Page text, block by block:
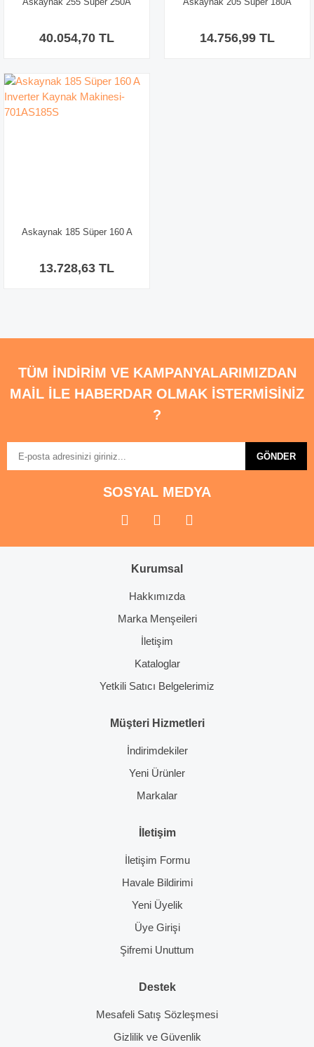
40.054,70 TL 14.756,99 TL
Askaynak 185 Süper 160 A
13.728,63 TL
TÜM İNDİRİM VE KAMPANYALARIMIZDAN
MAİL İLE HABERDAR OLMAK İSTERMİSİNİZ
?
GÖNDER
SOSYAL MEDYA
Kurumsal
Hakkımızda
Marka Menşeileri
İletişim
Kataloglar
Yetkili Satıcı Belgelerimiz
Müşteri Hizmetleri
İndirimdekiler
Yeni Ürünler
Markalar
İletişim
İletişim Formu
Havale Bildirimi
Yeni Üyelik
Üye Girişi
Şifremi Unuttum
Destek
Mesafeli Satış Sözleşmesi
Gizlilik ve Güvenlik